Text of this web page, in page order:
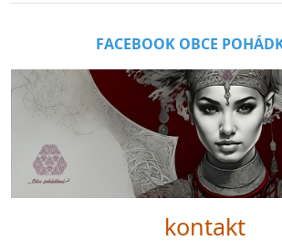
FACEBOOK OBCE
kontakt